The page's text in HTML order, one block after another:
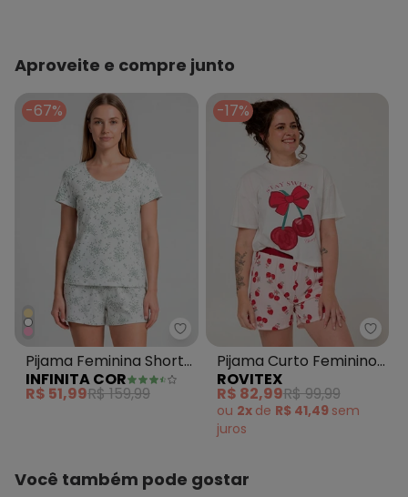
Aproveite e compre junto
-67%
Infinita Cor - Pijama Feminina
Pijama Feminina Short
e Blusa Bege
INFINITA COR
R$ 51,99R$ 159,99
-17%
Pijama Curto Feminino
Meia Malha Bege
ROVITEX
R$ 82,99R$ 99,99
ou 2x de R$ 41,49 sem
juros
Você também pode gostar